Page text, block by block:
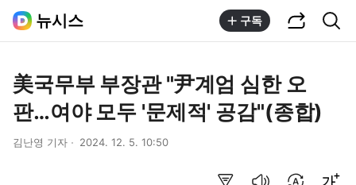
뉴시스 구독
美국무부 부장관 "尹계엄 심한 오
판…여야 모두 '문제적' 공감"(종합)
김난영 기자 2024. 12. 5. 10:50